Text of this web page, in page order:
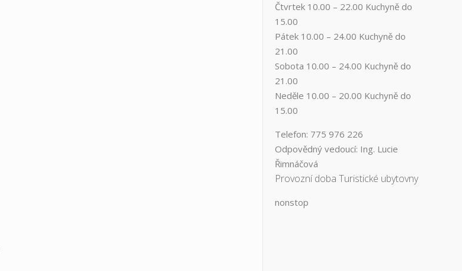
Čtvrtek​ 10.00 – 22.00 ​​Kuchyně do
15.00
Pátek​ 10.00 – 24.00​​ Kuchyně do
21.00
Sobota ​10.00 – 24.00​​ Kuchyně do
21.00
Neděle ​10.00 – 20.00​​ Kuchyně do
15.00
Telefon: 775 976 226
Odpovědný vedoucí: Ing. Lucie
Řimnáčová
Provozní doba Turistické ubytovny
nonstop